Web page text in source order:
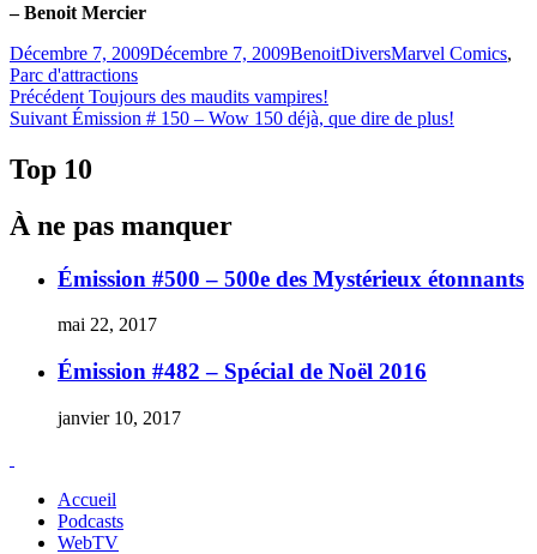
– Benoit Mercier
Publié
le
Décembre 7, 2009Décembre 7, 2009BenoitCatégories
DiversÉtiquettes
Marvel Comics,
Parc d'attractions
Navigation
de
l'article
Précédent Article
précédent :
Toujours des maudits vampires!
Suivant Article
Émission # 150 – Wow 150 déjà, que dire de plus!
Top 10
À ne pas manquer
Émission #500 – 500e des Mystérieux étonnants
mai 22, 2017
Émission #482 – Spécial de Noël 2016
janvier 10, 2017
Accueil
Podcasts
WebTV